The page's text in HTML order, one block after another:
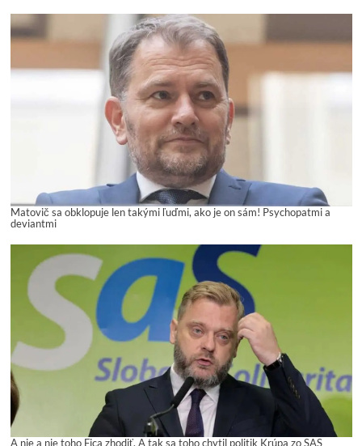
Matovič sa obklopuje len takými ľuďmi, ako je on sám! Psychopatmi a
deviantmi
A nie a nie toho Fica zhodiť. A tak sa toho chytil politik Krúpa zo SAS